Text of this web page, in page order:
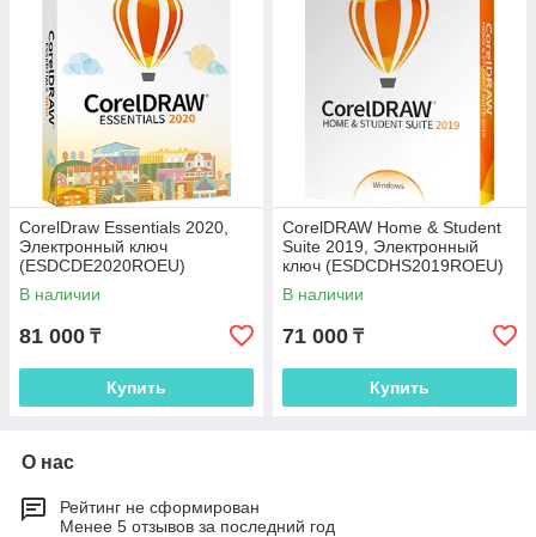
CorelDraw Essentials 2020,
Электронный ключ
(ESDCDE2020ROEU)
В наличии
81 000 ₸
Купить
CorelDRAW Home & Student
Suite 2019, Электронный
ключ (ESDCDHS2019ROEU)
В наличии
71 000 ₸
Купить
О нас
Рейтинг не сформирован
Менее 5 отзывов за последний год